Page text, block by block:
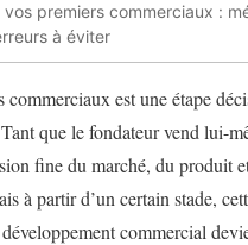
premiers commerciaux :
à éviter
commerciaux est une étape
que le fondateur vend lui-
fine du marché, du produit
à partir d’un certain stade,
commercial